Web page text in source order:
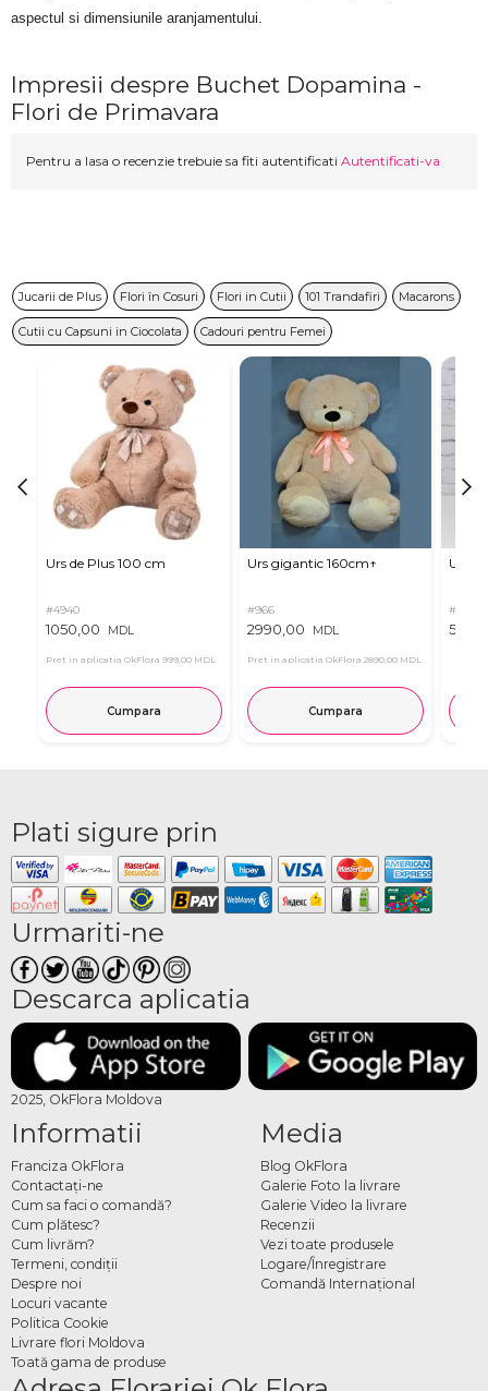
aspectul si dimensiunile aranjamentului.
Impresii despre Buchet Dopamina -
Flori de Primavara
Pentru a lasa o recenzie trebuie sa fiti autentificati Autentificati-va
Jucarii de Plus Flori în Cosuri Flori in Cutii 101 Trandafiri Macarons
Cutii cu Capsuni in Ciocolata Cadouri pentru Femei
Urs de Plus 100 cm
#4940
1050,00 MDL
Pret in aplicatia OkFlora 999,00 MDL
Cumpara
Urs gigantic 160cm↑
#966
2990,00 MDL
Pret in aplicatia OkFlora 2890,00 MDL
Cumpara
Urs
#11
Plati sigure prin
Urmariti-ne
Descarca aplicatia
2025, OkFlora Moldova
Informatii
Franciza OkFlora
Contactaţi-ne
Cum sa faci o comandă?
Cum plătesc?
Cum livrăm?
Termeni, condiţii
Despre noi
Locuri vacante
Politica Cookie
Livrare flori Moldova
Toată gama de produse
Media
Blog OkFlora
Galerie Foto la livrare
Galerie Video la livrare
Recenzii
Vezi toate produsele
Logare/Înregistrare
Comandă Internațional